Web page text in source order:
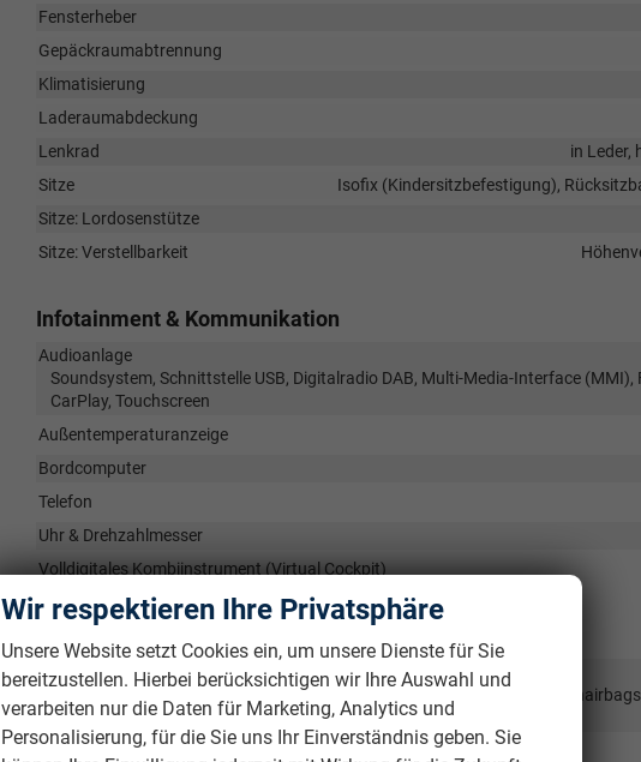
Fensterheber
Gepäckraumabtrennung
Klimatisierung
Laderaumabdeckung
Lenkrad
in Leder,
Sitze
Isofix (Kindersitzbefestigung),
Sitze: Lordosenstütze
Sitze: Verstellbarkeit
Infotainment & Kommunikation
Audioanlage
Soundsystem, Schnittstelle USB, Digitalradio DAB, Multi-Media-Interface
CarPlay, Touchscreen
Außentemperaturanzeige
Bordcomputer
Telefon
Uhr & Drehzahlmesser
Volldigitales Kombiinstrument (Virtual Cockpit)
Airbags
Airbag, Fenster-/Kopfairbags Vorne, Beifahrerairbag abschaltbar,
Beifahrerairbag
Assistenzsysteme
Wir respektieren Ihre Privatsphäre
Unsere Website setzt Cookies ein, um unsere Dienste für Sie
bereitzustellen. Hierbei berücksichtigen wir Ihre Auswahl und
verarbeiten nur die Daten für Marketing, Analytics und
Personalisierung, für die Sie uns Ihr Einverständnis geben. Sie